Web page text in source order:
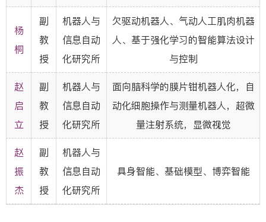
杨
桐
副
教
授
机器人与
信息自动
化研究所
欠驱动机器人、气动人工肌肉机器
人、基于强化学习的智能算法设计
与控制
赵
启
立
副
教
授
机器人与
信息自动
化研究所
面向脑科学的膜片钳机器人化，自
动化细胞操作与测量机器人，超微
量注射系统，显微视觉
赵
振
杰
副
教
授
机器人与
信息自动
化研究所
具身智能、基础模型、博弈智能